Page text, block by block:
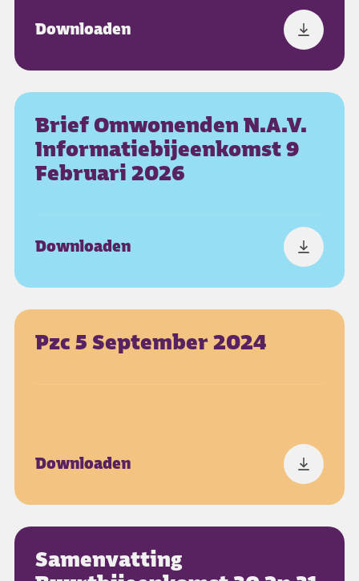
Downloaden
Brief Omwonenden N.a.v.
Informatiebijeenkomst 9
Februari 2026
Downloaden
Pzc 5 September 2024
Downloaden
Samenvatting